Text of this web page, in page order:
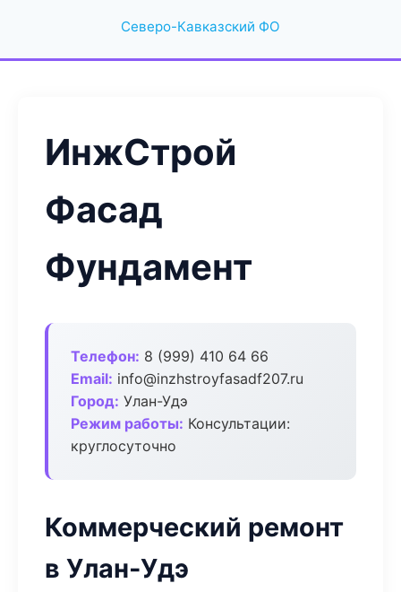
Северо-Кавказский ФО
ИнжСтрой
Фасад
Фундамент
Телефон: 8 (999) 410 64 66
Email: info@inzhstroyfasadf207.ru
Город: Улан-Удэ
Режим работы: Консультации:
круглосуточно
Коммерческий ремонт
в Улан-Удэ